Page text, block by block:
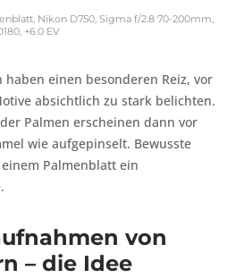
Nikon D750, Sigma f/2.8 70-200mm,
+6.0 EV
einen besonderen Reiz, vor
absichtlich zu stark belichten.
Palmen erscheinen dann vor
wie aufgepinselt. Bewusste
Palmenblatt ein
von
– die Idee